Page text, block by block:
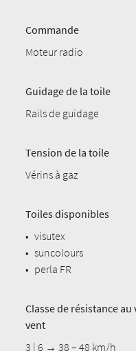
Commande
Moteur radio
Guidage de la toile
Rails de guidage
Tension de la toile
Vérins à gaz
Toiles disponibles
• visutex
• suncolours
• perla FR
Classe de résistance
vent
3 | 6 → 38 – 48 km/h